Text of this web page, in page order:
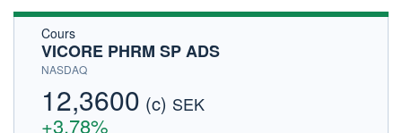
Cours
VICORE PHRM SP ADS
NASDAQ
12,3600 (c) SEK
+3,78%